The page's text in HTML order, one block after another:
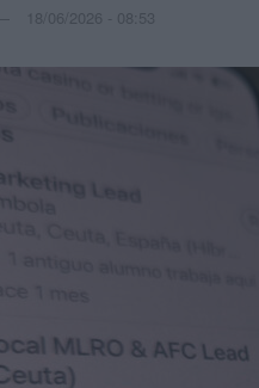
18/06/2026 - 08:53